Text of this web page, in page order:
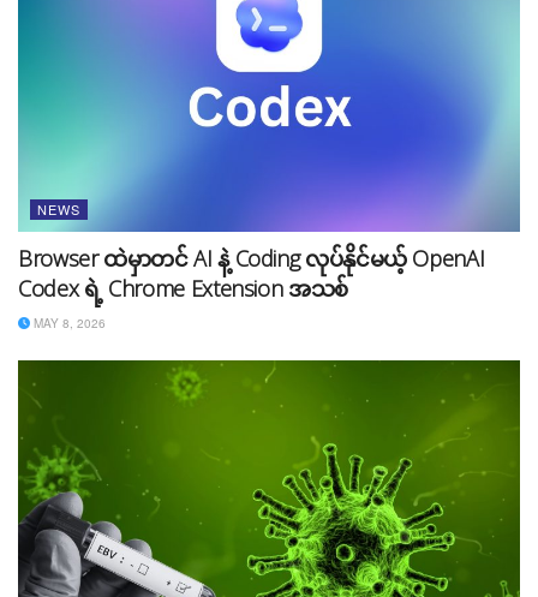
Galaxy Unpacked Launch news
NEWS
Browser ထဲမှာတင် AI နဲ့ Coding လုပ်နိုင်မယ့် OpenAI
Codex ရဲ့ Chrome Extension အသစ်
MAY 8, 2026